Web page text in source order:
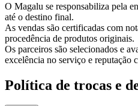
O Magalu se responsabiliza pela
até o destino final.
As vendas são certificadas com
procedência de produtos originais.
Os parceiros são selecionados e
excelência no serviço e reputação
Política de trocas e